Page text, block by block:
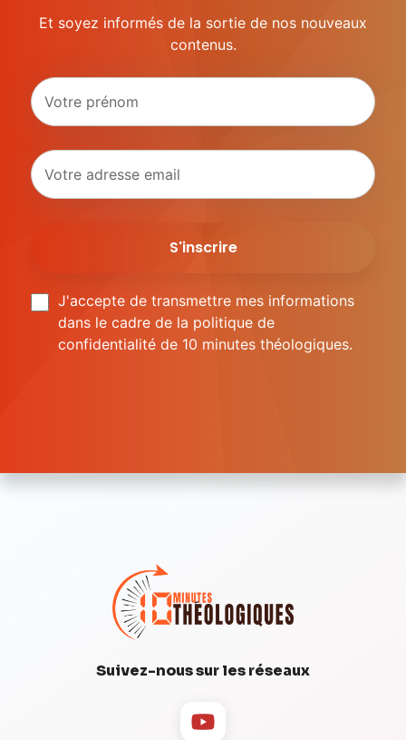
Et soyez informés de la sortie de nos nouveaux
contenus.
J'accepte de transmettre mes informations
dans le cadre de la politique de
confidentialité de 10 minutes théologiques.
Suivez-nous sur les réseaux